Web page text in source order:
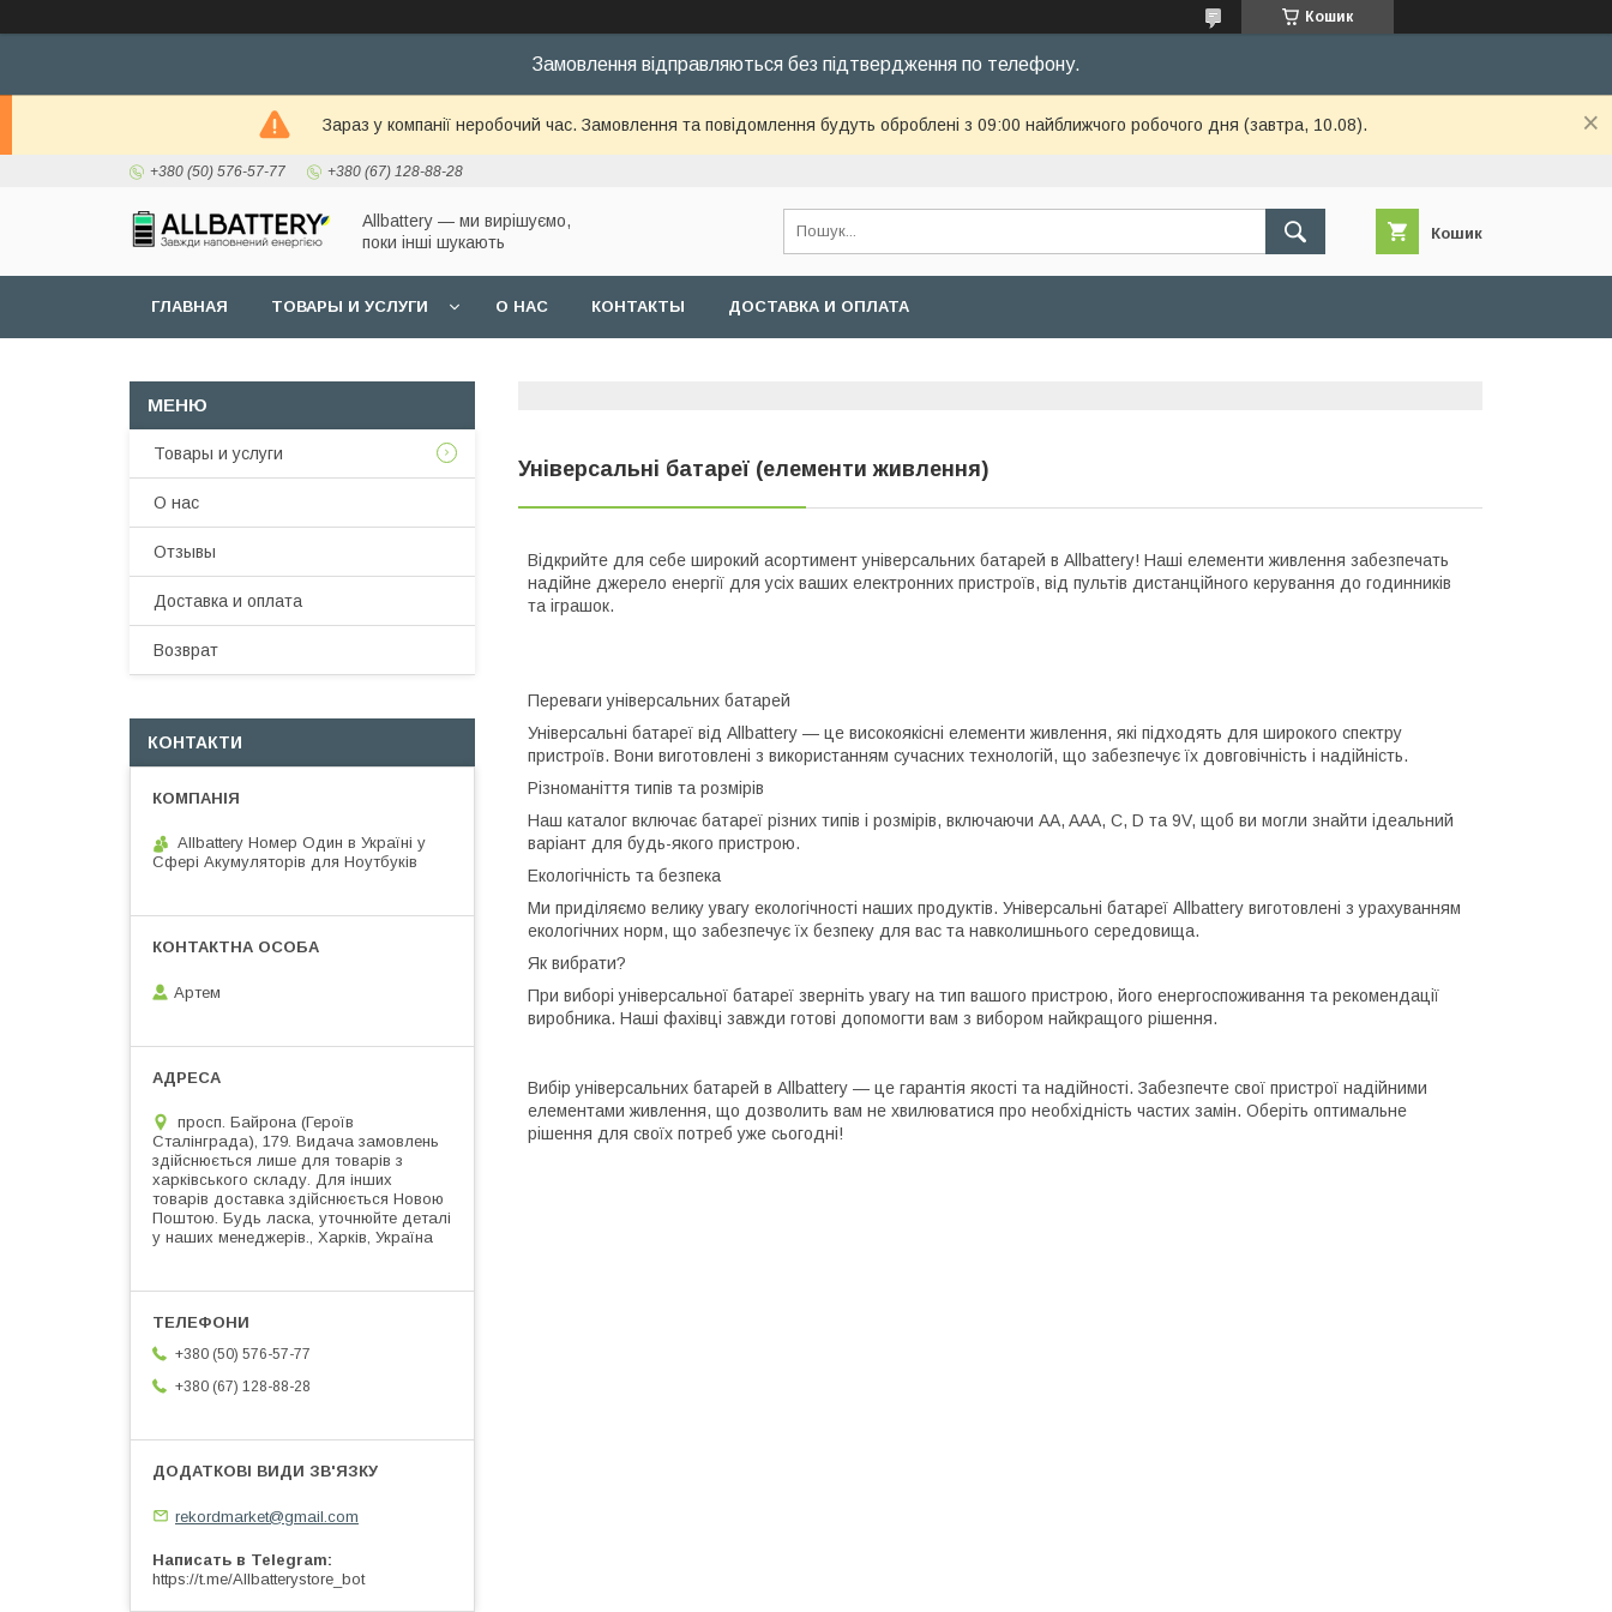
Кошик
Замовлення відправляються без підтвердження по телефону.
Зараз у компанії неробочий час. Замовлення та повідомлення будуть оброблені з 09:00 найближчого робочого дня (завтра, 10.08).
+380 (50) 576-57-77 +380 (67) 128-88-28
Allbattery — ми вирішуємо,
поки інші шукають
Кошик
ГЛАВНАЯ ТОВАРЫ И УСЛУГИ О НАС КОНТАКТЫ ДОСТАВКА И ОПЛАТА
Універсальні батареї (елементи живлення)
Відкрийте для себе широкий асортимент універсальних батарей в Allbattery! Наші елементи живлення забезпечать
надійне джерело енергії для усіх ваших електронних пристроїв, від пультів дистанційного керування до годинників
та іграшок.
Переваги універсальних батарей
Універсальні батареї від Allbattery — це високоякісні елементи живлення, які підходять для широкого спектру
пристроїв. Вони виготовлені з використанням сучасних технологій, що забезпечує їх довговічність і надійність.
Різноманіття типів та розмірів
Наш каталог включає батареї різних типів і розмірів, включаючи AA, AAA, C, D та 9V, щоб ви могли знайти ідеальний
варіант для будь-якого пристрою.
Екологічність та безпека
Ми приділяємо велику увагу екологічності наших продуктів. Універсальні батареї Allbattery виготовлені з урахуванням
екологічних норм, що забезпечує їх безпеку для вас та навколишнього середовища.
Як вибрати?
При виборі універсальної батареї зверніть увагу на тип вашого пристрою, його енергоспоживання та рекомендації
виробника. Наші фахівці завжди готові допомогти вам з вибором найкращого рішення.
Вибір універсальних батарей в Allbattery — це гарантія якості та надійності. Забезпечте свої пристрої надійними
елементами живлення, що дозволить вам не хвилюватися про необхідність частих замін. Оберіть оптимальне
рішення для своїх потреб уже сьогодні!
Товары и услуги
О нас
Отзывы
Доставка и оплата
Возврат
КОНТАКТИ
Allbattery Номер Один в Україні у
Сфері Акумуляторів для Ноутбуків
Артем
просп. Байрона (Героїв
Сталінграда), 179. Видача замовлень
здійснюється лише для товарів з
харківського складу. Для інших
товарів доставка здійснюється Новою
Поштою. Будь ласка, уточнюйте деталі
у наших менеджерів., Харків, Україна
+380 (50) 576-57-77
+380 (67) 128-88-28
rekordmarket@gmail.com
Написать в Telegram
https://t.me/Allbatterystore_bot